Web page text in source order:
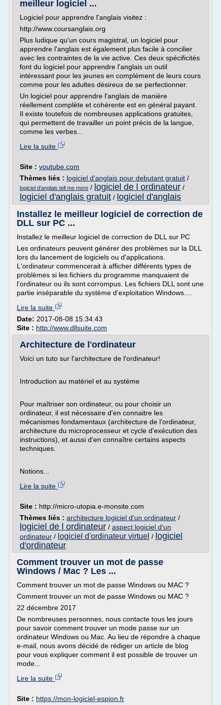
meilleur logiciel ...
Logiciel pour apprendre l'anglais visitez :
http://www.coursanglais.org
Plus ludique qu'un cours magistral, un logiciel pour
apprendre l'anglais est également plus facile à concilier
avec les contraintes de la vie active. Ces deux spécificités
font du logiciel pour apprendre l'anglais un outil
intéressant pour les jeunes en complément de leurs cours
comme pour les adultes désireux de se perfectionner.
Un logiciel pour apprendre l'anglais de manière
réellement complète et cohérente est en général payant.
Il existe toutefois de nombreuses applications gratuites,
qui permettent de travailler un point précis de la langue,
comme les verbes...
Lire la suite
Site : youtube.com
Thèmes liés : logiciel d'anglais pour debutant gratuit /
logiciel d'anglais tell me more / logiciel de l ordinateur /
logiciel d'anglais gratuit / logiciel d'anglais
Installez le meilleur logiciel de correction de
DLL sur PC ...
Installez le meilleur logiciel de correction de DLL sur PC
Les ordinateurs peuvent générer des problèmes sur la DLL
lors du lancement de logiciels ou d'applications.
L'ordinateur commencerait à afficher différents types de
problèmes si les fichiers du programme manquaient de
l'ordinateur ou ils sont corrompus. Les fichiers DLL sont une
partie inséparable du système d'exploitation Windows....
Lire la suite
Date: 2017-08-08 15:34:43
Site : http://www.dllsuite.com
Architecture de l'ordinateur
Voici un tuto sur l'architecture de l'ordinateur!
Introduction au matériel et au système
Pour maîtriser son ordinateur, ou pour choisir un
ordinateur, il est nécessaire d'en connaitre les
mécanismes fondamentaux (architecture de l'ordinateur,
architecture du microprocesseur et cycle d'exécution des
instructions), et aussi d'en connaître certains aspects
techniques.
Notions...
Lire la suite
Site : http://micro-utopia.e-monsite.com
Thèmes liés : architecture logiciel d'un ordinateur /
logiciel de l ordinateur / aspect logiciel d'un
ordinateur / logiciel d'ordinateur virtuel / logiciel
d'ordinateur
Comment trouver un mot de passe
Windows / Mac ? Les ...
Comment trouver un mot de passe Windows ou MAC ?
Comment trouver un mot de passe Windows ou MAC ?
22 décembre 2017
De nombreuses personnes, nous contacte tous les jours
pour savoir comment trouver un mode passe sur un
ordinateur Windows ou Mac. Au lieu de répondre à chaque
e-mail, nous avons décidé de rédiger un article de blog
pour vous expliquer comment il est possible de trouver un
mode...
Lire la suite
Site : https://mon-logiciel-espion.fr